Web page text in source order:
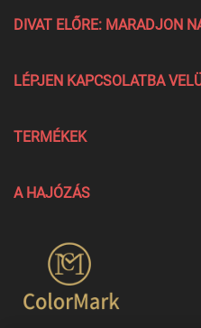
DIVAT ELŐRE: MARADJON
LÉPJEN KAPCSOLATBA
TERMÉKEK
A HAJÓZÁS